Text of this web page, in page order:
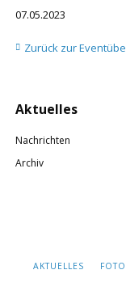
07.05.2023
Zurück zur
Navigation
Aktuelles
Nachrichten
Archiv
NAVIGATION
AKTUELLES